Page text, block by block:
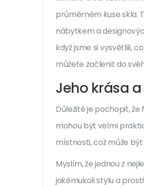
průměrném kuse skla.
nábytkem a
když jsme si vysvětlili,
můžete začlenit do
Jeho krása
Důležité je pochopit, že
mohou být velmi
místnosti, což může
Myslím, že jednou z
jakémukoli stylu a